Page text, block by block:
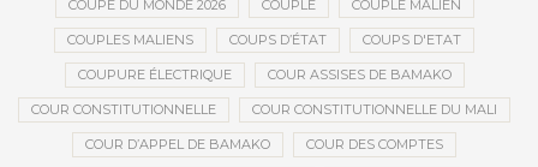
COUPE DU MONDE 2026 COUPLE COUPLE MALIEN
COUPLES MALIENS COUPS D’ÉTAT COUPS D'ETAT
COUPURE ÉLECTRIQUE COUR ASSISES DE BAMAKO
COUR CONSTITUTIONNELLE COUR CONSTITUTIONNELLE DU MALI
COUR D’APPEL DE BAMAKO COUR DES COMPTES